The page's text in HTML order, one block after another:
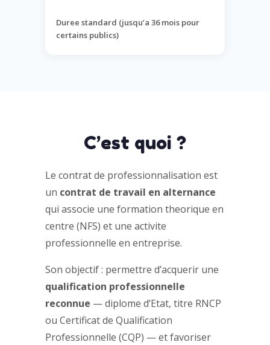
Duree standard (jusqu’a 36 mois pour
certains publics)
C’est quoi ?
Le contrat de professionnalisation est
un contrat de travail en alternance
qui associe une formation theorique en
centre (NFS) et une activite
professionnelle en entreprise.
Son objectif : permettre d’acquerir une
qualification professionnelle
reconnue — diplome d’Etat, titre RNCP
ou Certificat de Qualification
Professionnelle (CQP) — et favoriser